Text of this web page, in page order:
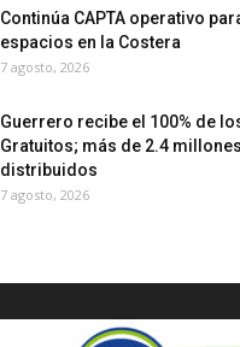
Continúa CAPTA operativo
espacios en la Costera
7 agosto, 2026
Guerrero recibe el 100% de
Gratuitos; más de 2.4
distribuidos
7 agosto, 2026